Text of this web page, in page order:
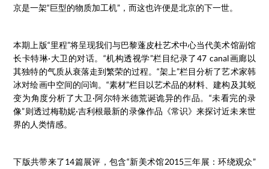
京是一架“巨型的物质加工机”，而这也许便是北京的下一世。
本期上版“里程”将呈现我们与巴黎蓬皮杜艺术中心当代美术馆副馆
长卡特琳·大卫的对话。“机构透视学”栏目纪录了47 canal画廊以
其独特的气质从衰落走到繁荣的过程。“架上”栏目分析了艺术家韩
冰对绘画中空间的问询。“素材”栏目以艺术品的材料、建构及其蜕
变为角度分析了大卫·阿尔特米德荒诞诡异的作品。“未看完的录
像”则透过梅勒妮·吉利根最新的录像作品《常识》来探讨近未来世
界的人类情感。
下版共带来了14篇展评，包含“新美术馆2015三年展：环绕观众”